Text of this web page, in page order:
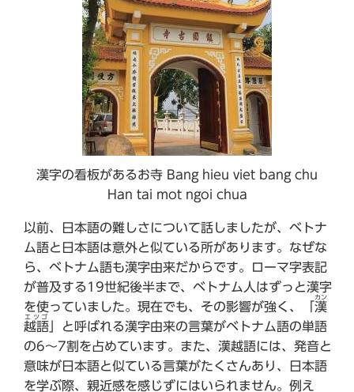
漢字の看板があるお寺 Bang hieu viet bang chu
Han tai mot ngoi chua
以前、日本語の難しさについて話しましたが、ベトナ
ム語と日本語は意外と似ている所があります。なぜな
ら、ベトナム語も漢字由来だからです。ローマ字表記
が普及する19世紀後半まで、ベトナム人はずっと漢字
を使っていました。現在でも、その影響が強く、「 漢
カン
越語
エツゴ
」と呼ばれる漢字由来の言葉がベトナム語の単語
の6～7割を占めています。また、漢越語には、発音と
意味が日本語と似ている言葉がたくさんあり、日本語
を学ぶ際、親近感を感じずにはいられません。例え